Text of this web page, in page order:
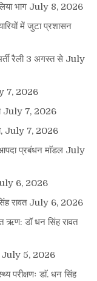
भाग July 8, 2026
में जुटा प्रशासन
रैली 3 अगस्त से July
7, 2026
July 7, 2026
July 7, 2026
प्रबंधन माॅडल July
6, 2026
रावत July 6, 2026
ऋण: डॉ धन सिंह रावत
July 5, 2026
परीक्षणः डाॅ. धन सिंह